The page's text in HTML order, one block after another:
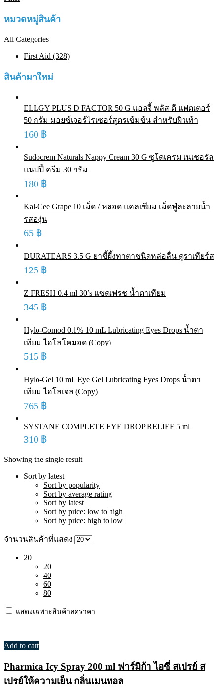
หมวดหมู่สินค้า
All Categories
First Aid (328)
สินค้ามาใหม่
ELLGY PLUS D FACTOR 50 G แอลจี้ พลัส ดี แฟตเตอร์
50 กรัม มอยซ์เจอร์ไรเซอร์สูตรเข้มข้น สำหรับผิวเท้า
160 ฿
Sudocrem Naturals Nappy Cream 30 G ซูโดเครม เนเชอรัล
แนปปี้ ครีม 30 กรัม
180 ฿
Kal-Cee Grape 10 เม็ด / หลอด แคลเซียม เม็ดฟู่ละลายน้ำ
รสองุ่น
65 ฿
DURATEARS 3.5 G ยาขี้ผึ้งทาตาชนิดหล่อลื่น ดูราเทียร์ส
125 ฿
Z FRESH 0.4 ml 30’s แซดเฟรช น้ำตาเทียม
345 ฿
Hylo-Comod 0.1% 10 mL Lubricating Eyes Drops น้ำตา
เทียม ไฮโลโคมอด (Copy)
515 ฿
Hylo-Gel 10 mL Eye Gel Lubricating Eyes Drops น้ำตา
เทียม ไฮโลเจล (Copy)
765 ฿
SYSTANE COMPLETE EYE DROP RELIEF 5 ml
310 ฿
Showing the single result
Sort by latest
Sort by popularity
Sort by average rating
Sort by latest
Sort by price: low to high
Sort by price: high to low
จำนวนสินค้าที่แสดง
20
20
40
60
80
แสดงเฉพาะสินค้าลดราคา
Add to cart
Pharmica Icy Spray 200 ml ฟาร์มิก้า ไอซี่ สเปรย์ ส
เปรย์ให้ความเย็น กลิ่นเมนทอล